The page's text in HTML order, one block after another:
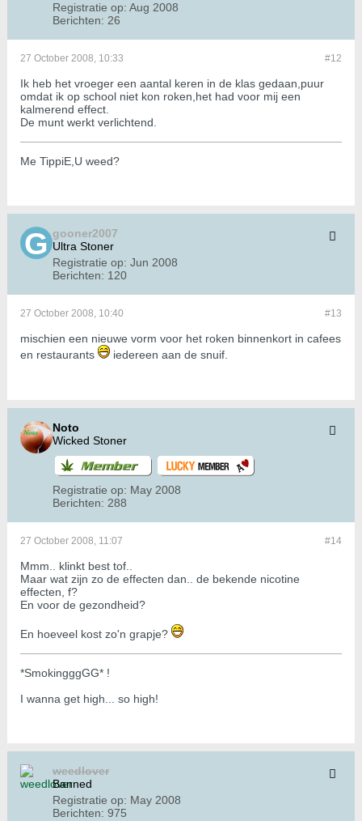
Registratie op: Aug 2008
Berichten: 26
#12
27 October 2008, 10:33
Ik heb het vroeger een aantal keren in de klas gedaan,puur
omdat ik op school niet kon roken,het had voor mij een
kalmerend effect.
De munt werkt verlichtend.
Me TippiE,U weed?
gooner2007
Ultra Stoner
Registratie op: Jun 2008
Berichten: 120
#13
27 October 2008, 10:40
mischien een nieuwe vorm voor het roken binnenkort in cafees
en restaurants
iedereen aan de snuif.
Noto
Wicked Stoner
Registratie op: May 2008
Berichten: 288
#14
27 October 2008, 11:07
Mmm.. klinkt best tof..
Maar wat zijn zo de effecten dan.. de bekende nicotine
effecten, f?
En voor de gezondheid?
En hoeveel kost zo'n grapje?
*SmokingggGG* !
I wanna get high... so high!
weedlover
Banned
Registratie op: May 2008
Berichten: 975